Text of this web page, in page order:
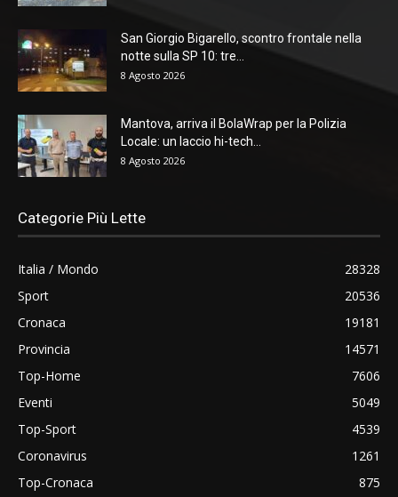
San Giorgio Bigarello, scontro frontale nella
notte sulla SP 10: tre...
8 Agosto 2026
Mantova, arriva il BolaWrap per la Polizia
Locale: un laccio hi-tech...
8 Agosto 2026
Categorie Più Lette
Italia / Mondo
28328
Sport
20536
Cronaca
19181
Provincia
14571
Top-Home
7606
Eventi
5049
Top-Sport
4539
Coronavirus
1261
Top-Cronaca
875